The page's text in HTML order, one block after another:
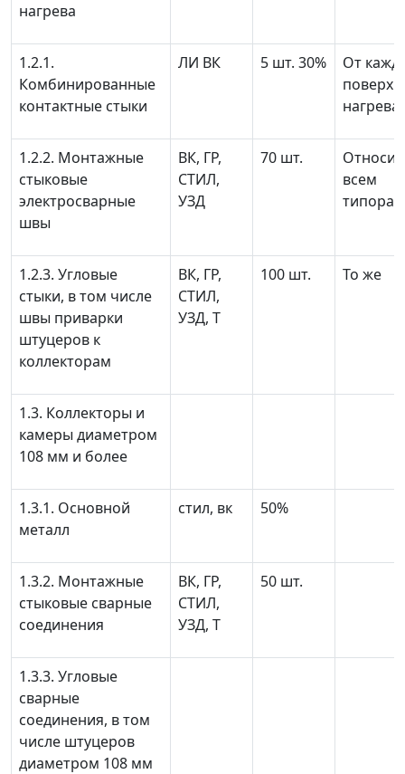
нагрева
1.2.1.
Комбинированные
контактные стыки
ЛИ ВК 5 шт. 30%
От
нагрева
1.2.2. Монтажные
стыковые
электросварные
швы
ВК, ГР,
СТИЛ,
УЗД
70 шт.
всем
1.2.3. Угловые
стыки, в том числе
швы приварки
штуцеров к
коллекторам
ВК, ГР,
СТИЛ,
УЗД, Т
100 шт. То же
1.3. Коллекторы и
камеры диаметром
108 мм и более
1.3.1. Основной
металл
стил, вк 50%
1.3.2. Монтажные
стыковые сварные
соединения
ВК, ГР,
СТИЛ,
УЗД, Т
50 шт.
1.3.3. Угловые
сварные
соединения, в том
числе штуцеров
диаметром 108 мм